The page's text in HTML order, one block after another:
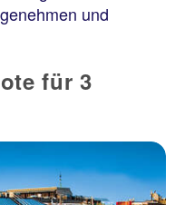
und
für 3